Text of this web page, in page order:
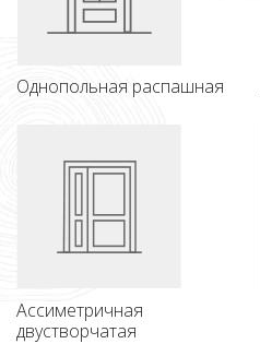
Однопольная распашная
Ассиметричная
двустворчатая